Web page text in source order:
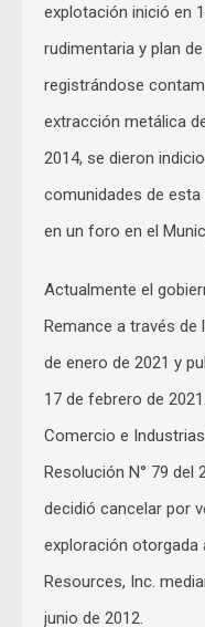
explotación inició en
rudimentaria y plan
registrándose
extracción metálica
2014, se dieron
comunidades de
en un foro en el
Actualmente el
Remance a través de
de enero de 2021 y
17 de febrero de
Comercio e
Resolución N° 79 del
decidió cancelar por
exploración otorgada
Resources, Inc.
junio de 2012.